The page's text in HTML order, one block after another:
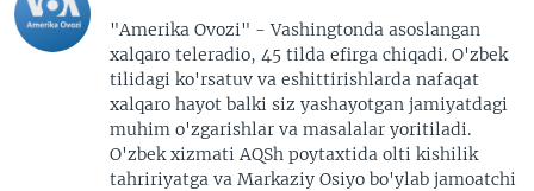
"Amerika Ovozi" - Vashingtonda asoslangan
xalqaro teleradio, 45 tilda efirga chiqadi. O'zbek
tilidagi ko'rsatuv va eshittirishlarda nafaqat
xalqaro hayot balki siz yashayotgan jamiyatdagi
muhim o'zgarishlar va masalalar yoritiladi.
O'zbek xizmati AQSh poytaxtida olti kishilik
tahririyatga va Markaziy Osiyo bo'ylab jamoatchi